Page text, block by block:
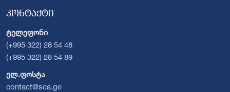
კონტაქტი
ტელეფონი
(+995 322) 28 54 48
(+995 322) 28 54 89
ელ.ფოსტა
contact@sca.ge